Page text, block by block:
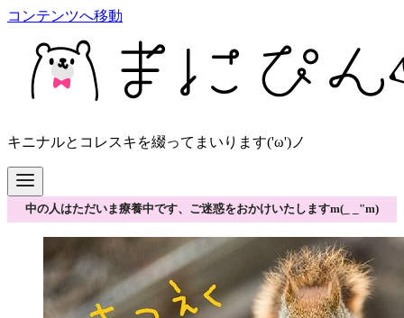
コンテンツへ移動
キニナルとコレスキを綴ってまいります('ω')ノ
中の人はただいま療養中です、ご迷惑をおかけいたしますm(_ _"m)